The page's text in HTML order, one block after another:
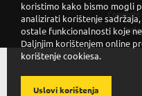
koristimo kako bismo mogli
analizirati korištenje
ostale funkcionalnosti koje
Daljnjim korištenjem online
korištenje cookiesa.
Uslovi korištenja